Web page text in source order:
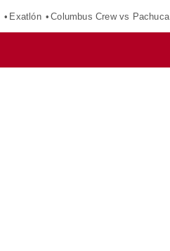
Exatlón Columbus Crew vs Pachuca